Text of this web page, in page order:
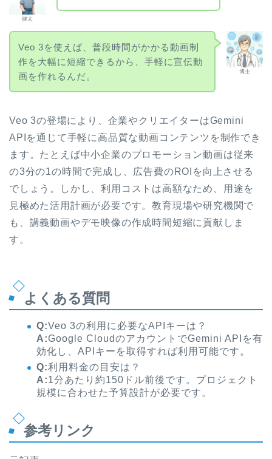
健太
博士
Veo 3を使えば、普段時間がかかる動画制
作を大幅に短縮できるから、手軽に宣伝動
画を作れるんだ。
Veo 3の登場により、企業やクリエイターはGemini
APIを通じて手軽に高品質な動画コンテンツを制作でき
ます。たとえば中小企業のプロモーション動画は従来
の3分の1の時間で完成し、広告費のROIを向上させる
でしょう。しかし、利用コストは高額なため、用途を
見極めた活用計画が必要です。教育現場や研究機関で
も、講義動画やデモ映像の作成時間短縮に貢献しま
す。
よくある質問
Q:Veo 3の利用に必要なAPIキーは？
A:Google CloudのアカウントでGemini APIを有
効化し、APIキーを取得すれば利用可能です。
Q:利用料金の目安は？
A:1分あたり約150ドル前後です。プロジェクト
規模に合わせた予算設計が必要です。
参考リンク